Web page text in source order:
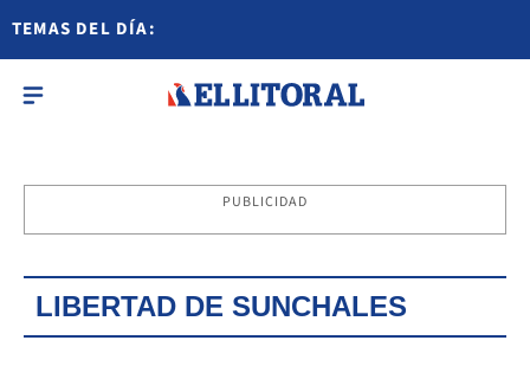
TEMAS DEL DÍA:
PUBLICIDAD
LIBERTAD DE SUNCHALES